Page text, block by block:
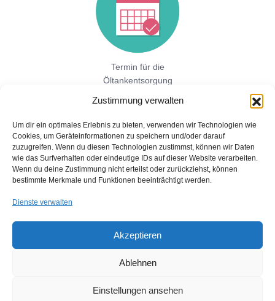
Zustimmung verwalten
Um dir ein optimales Erlebnis zu bieten, verwenden wir Technologien wie
Cookies, um Geräteinformationen zu speichern und/oder darauf
zuzugreifen. Wenn du diesen Technologien zustimmst, können wir Daten
wie das Surfverhalten oder eindeutige IDs auf dieser Website verarbeiten.
Wenn du deine Zustimmung nicht erteilst oder zurückziehst, können
bestimmte Merkmale und Funktionen beeinträchtigt werden.
Dienste verwalten
Akzeptieren
Ablehnen
Einstellungen ansehen
Termin für die
Öltankentsorgung
Jetzt hier direkt ein unverbindliches
Festpreisangebot einholen!